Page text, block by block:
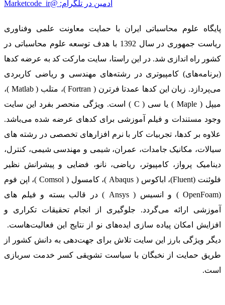
ادمین در تلگرام: @Marketcode_ir
پایگاه علوم محاسباتی ایران با حمایت معاونت علمی وفناوری
ریاست جمهوری در سال 1392 با هدف توسعه علوم محاسباتی در
کشور راه اندازی شد. در این راستا، سایت مارکت کد به عرضه کدها
(برنامه‌های) کامپیوتری در رشته‌های مهندسی و ریاضی کاربردی
می‌پردازد. زبان این کدها عمدتا فرترن ( Fortran )، متلب ( Matlab )،
میپل ( Maple ) یا سی ( C ) است. ویژگی منحصر بفرد این سایت
وجود مستندات و فیلم آموزشی برای کدهای عرضه شده می‌باشد.
علاوه بر کدها، تجربیات کار با نرم افزارهای تخصصی در رشته های
سیالات، مکانیک جامدات، عمران، شیمی و مهندسی شیمی، کنترل،
دینامیک پرواز، کامپیوتر، ریاضی، نانو، فضایی و پیشرانش نظیر
فلوئنت (Fluent)، اباکوس ( Abaqus )، کامسول ( Comsol )، اپن فوم
(OpenFoam ) و انسیس ( Ansys ) در قالب بسته‌ و فیلم های
آموزشی ارائه می‌گردد. جلوگیری از انجام تحقیقات تکراری و
افزایش امکان پیاده سازی ایده‌های نو از نتایج این فعالیت‌هاست.
دیگر ویژگی بارز این سایت تلاش برای جهت‌دهی به دانش کشور از
طریق حمایت از نخبگان با سیاست تشویقی کسر خدمت سربازی
است.